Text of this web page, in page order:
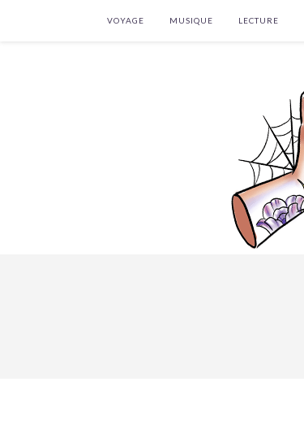
VOYAGE MUSIQUE LECTURE